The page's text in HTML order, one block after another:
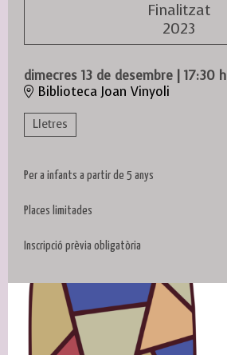
Finalitzat
2023
dimecres 13 de desembre | 17:30 h
Biblioteca Joan Vinyoli
Lletres
Per a infants a partir de 5 anys
Places limitades
Inscripció prèvia obligatòria